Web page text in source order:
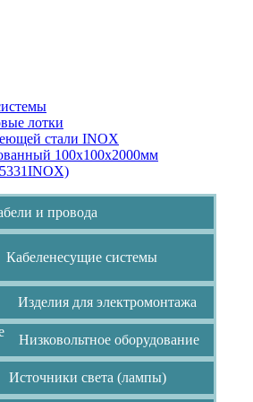
лотки
стали INOX
100х100х2000мм
и провода
Кабеленесущие системы
Изделия для электромонтажа
Низковольтное оборудование
Источники света (лампы)